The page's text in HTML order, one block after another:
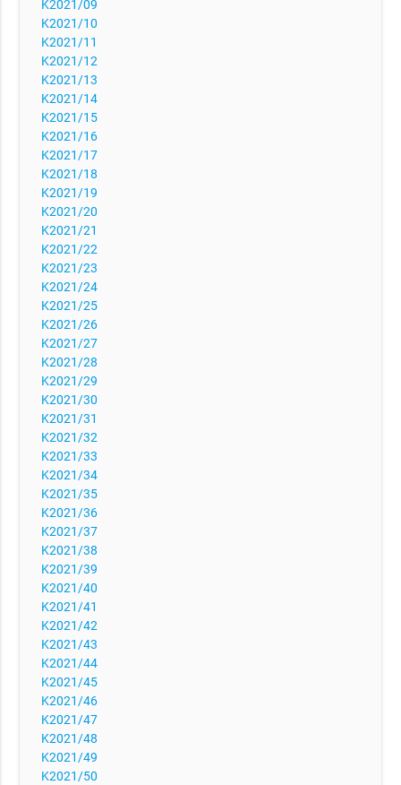
K2021/09
K2021/10
K2021/11
K2021/12
K2021/13
K2021/14
K2021/15
K2021/16
K2021/17
K2021/18
K2021/19
K2021/20
K2021/21
K2021/22
K2021/23
K2021/24
K2021/25
K2021/26
K2021/27
K2021/28
K2021/29
K2021/30
K2021/31
K2021/32
K2021/33
K2021/34
K2021/35
K2021/36
K2021/37
K2021/38
K2021/39
K2021/40
K2021/41
K2021/42
K2021/43
K2021/44
K2021/45
K2021/46
K2021/47
K2021/48
K2021/49
K2021/50